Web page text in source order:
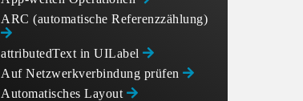
ARC (automatische Referenzzählung)
attributedText in UILabel
Auf Netzwerkverbindung prüfen
Automatisches Layout